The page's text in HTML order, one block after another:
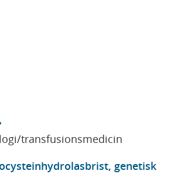
transfusionsmedicin
genetisk